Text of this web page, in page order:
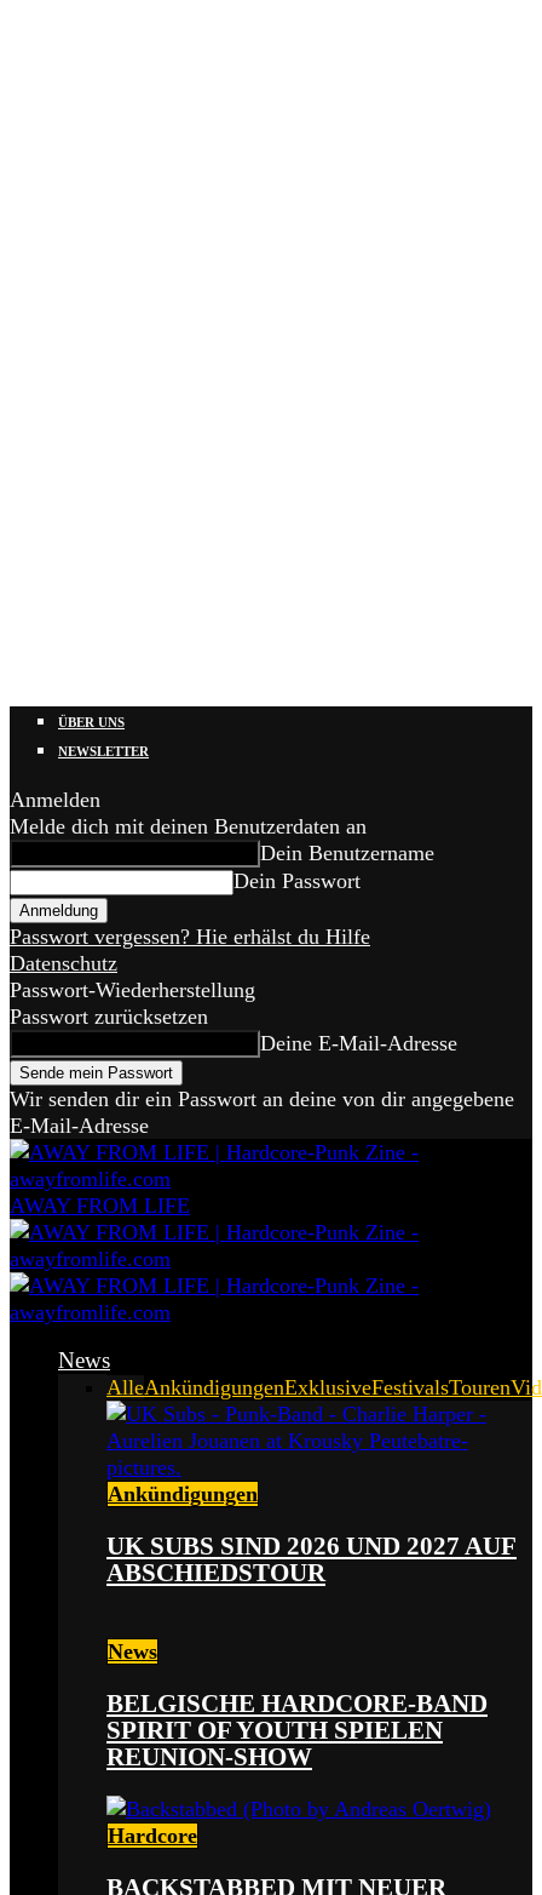
ÜBER UNS
NEWSLETTER
Anmelden
Melde dich mit deinen Benutzerdaten an
Dein Benutzername
Dein Passwort
Passwort vergessen? Hie erhälst du Hilfe
Datenschutz
Passwort-Wiederherstellung
Passwort zurücksetzen
Deine E-Mail-Adresse
Wir senden dir ein Passwort an deine von dir angegebene
E-Mail-Adresse
AWAY FROM LIFE
News
AlleAnkündigungenExklusiveFestivalsTouren
Ankündigungen
UK SUBS SIND 2026 UND 2027 AUF
ABSCHIEDSTOUR
News
BELGISCHE HARDCORE-BAND
SPIRIT OF YOUTH SPIELEN
REUNION-SHOW
Hardcore
BACKSTABBED MIT NEUER